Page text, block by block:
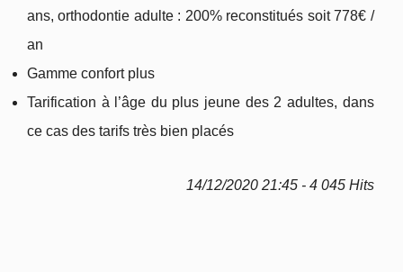
ans, orthodontie adulte : 200% reconstitués soit 778€ /
an
Gamme confort plus
Tarification à l’âge du plus jeune des 2 adultes, dans
ce cas des tarifs très bien placés
14/12/2020 21:45 - 4 045 Hits